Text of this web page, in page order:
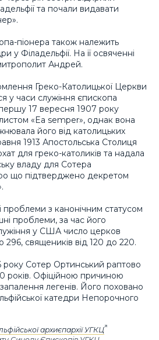
та почали видавати
піонера також належить
у Філадельфії. На її освяченні
Андрей.
Греко-Католицької Церкви
у часи служіння єпископа
17 вересня 1907 року
«Ea semper», однак вона
його від католицьких
1913 Апостольська Столиця
для греко-католиків та надала
владу для Сотера
що підтверджено декретом
проблеми з канонічним статусом
проблеми, за час його
у США число церков
296, священиків від 120 до 220.
року Сотер Ортинський раптово
років. Офіційною причиною
легенів. Його поховано
катедри Непорочного
архиєпархії УГКЦ